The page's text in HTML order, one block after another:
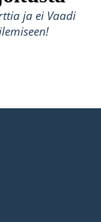
ja ei Vaadi